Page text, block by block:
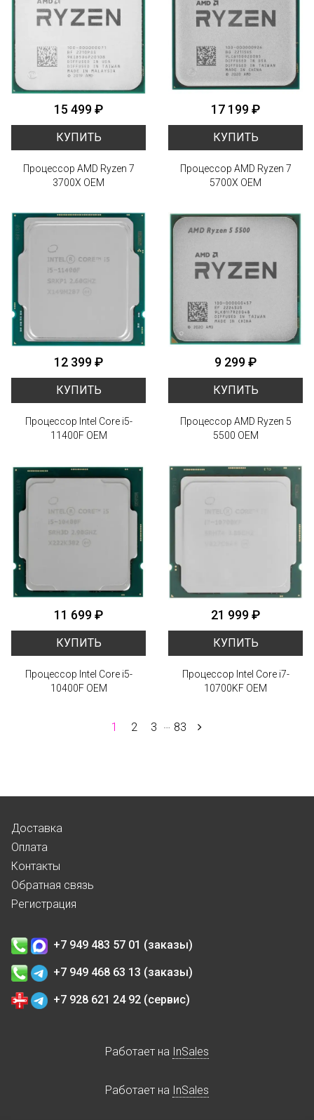
15 499 ₽
КУПИТЬ
Процессор AMD Ryzen 7
3700X OEM
17 199 ₽
КУПИТЬ
Процессор AMD Ryzen 7
5700X OEM
12 399 ₽
КУПИТЬ
Процессор Intel Core i5-
11400F OEM
9 299 ₽
КУПИТЬ
Процессор AMD Ryzen 5
5500 OEM
11 699 ₽
КУПИТЬ
Процессор Intel Core i5-
10400F OEM
21 999 ₽
КУПИТЬ
Процессор Intel Core i7-
10700KF OEM
1 2 3 83
Доставка
Оплата
Контакты
Обратная связь
Регистрация
+7 949 483 57 01 (заказы)
+7 949 468 63 13 (заказы)
+7 928 621 24 92 (сервис)
Работает на InSales
Работает на InSales